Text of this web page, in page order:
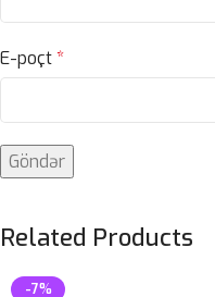
E-poçt*
Related Products
-7%